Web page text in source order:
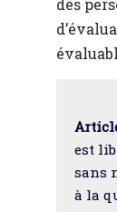
est
sans
à la